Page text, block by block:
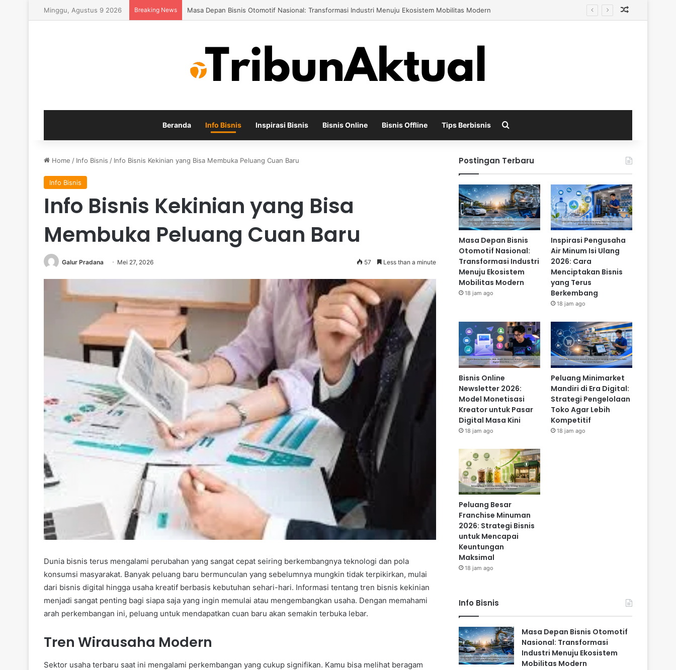
Minggu, Agustus 9 2026 Breaking News Inspirasi Pengusaha Air Minum Isi Ulang 2026: Cara Menciptakan Bisnis yang Terus Berkembang
Beranda Info Bisnis Inspirasi Bisnis Bisnis Online Bisnis Offline Tips Berbisnis Search for
Home / Info Bisnis / Info Bisnis Kekinian yang Bisa Membuka Peluang Cuan Baru
Info Bisnis
Info Bisnis Kekinian yang Bisa
Membuka Peluang Cuan Baru
Galur Pradana Mei 27, 2026 57 Less than a minute
Dunia bisnis terus mengalami perubahan yang sangat cepat seiring berkembangnya teknologi dan pola
konsumsi masyarakat. Banyak peluang baru bermunculan yang sebelumnya mungkin tidak terpikirkan, mulai
dari bisnis digital hingga usaha kreatif berbasis kebutuhan sehari-hari. Informasi tentang tren bisnis kekinian
menjadi sangat penting bagi siapa saja yang ingin memulai atau mengembangkan usaha. Dengan memahami
arah perkembangan ini, peluang untuk mendapatkan cuan baru akan semakin terbuka lebar.
Tren Wirausaha Modern
Sektor usaha terbaru saat ini mengalami perkembangan yang cukup signifikan. Kamu bisa melihat beragam
Postingan Terbaru
Masa Depan Bisnis
Otomotif Nasional:
Transformasi Industri
Menuju Ekosistem
Mobilitas Modern
18 jam ago
Inspirasi Pengusaha
Air Minum Isi Ulang
2026: Cara
Menciptakan Bisnis
yang Terus
Berkembang
18 jam ago
Bisnis Online
Newsletter 2026:
Model Monetisasi
Kreator untuk Pasar
Digital Masa Kini
18 jam ago
Peluang Minimarket
Mandiri di Era Digital:
Strategi Pengelolaan
Toko Agar Lebih
Kompetitif
18 jam ago
Peluang Besar
Franchise Minuman
2026: Strategi Bisnis
untuk Mencapai
Keuntungan
Maksimal
18 jam ago
Info Bisnis
Masa Depan Bisnis Otomotif
Nasional: Transformasi
Industri Menuju Ekosistem
Mobilitas Modern